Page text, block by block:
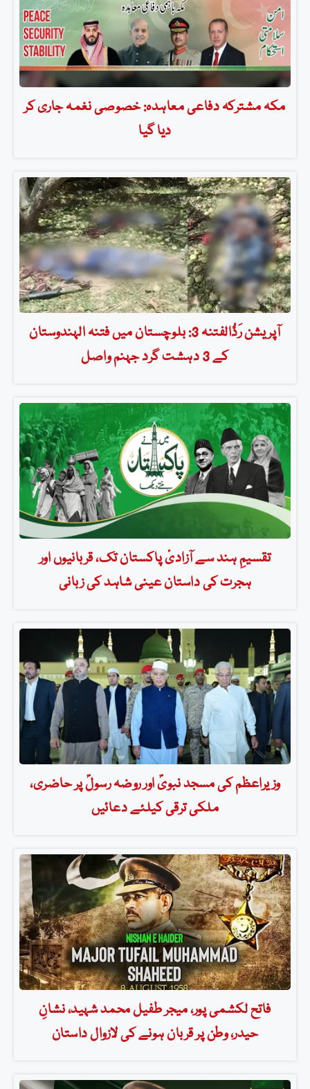
مکہ مشترکہ دفاعی معاہدہ: خصوصی نغمہ جاری کر
دیا گیا
آپریشن رَدُّالفتنہ 3: بلوچستان میں فتنہ الہندوستان
کے 3 دہشت گرد جہنم واصل
تقسیمِ ہند سے آزادیٔ پاکستان تک، قربانیوں اور
ہجرت کی داستان عینی شاہد کی زبانی
وزیراعظم کی مسجد نبویؐ اور روضہ رسولؐ پر حاضری،
ملکی ترقی کیلئے دعائیں
فاتح لکشمی پور، میجر طفیل محمد شہید، نشانِ
حیدر، وطن پر قربان ہونے کی لازوال داستان